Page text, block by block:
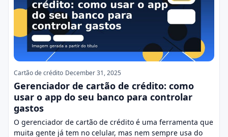
Cartão de crédito December 31, 2025
Gerenciador de cartão de crédito: como
usar o app do seu banco para controlar
gastos
O gerenciador de cartão de crédito é uma ferramenta que
muita gente já tem no celular, mas nem sempre usa do